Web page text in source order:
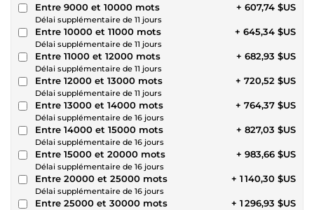
Entre 9000 et 10000 mots
Délai supplémentaire de 11 jours
+ 607,74 $US
Entre 10000 et 11000 mots
Délai supplémentaire de 11 jours
+ 645,34 $US
Entre 11000 et 12000 mots
Délai supplémentaire de 11 jours
+ 682,93 $US
Entre 12000 et 13000 mots
Délai supplémentaire de 11 jours
+ 720,52 $US
Entre 13000 et 14000 mots
Délai supplémentaire de 16 jours
+ 764,37 $US
Entre 14000 et 15000 mots
Délai supplémentaire de 16 jours
+ 827,03 $US
Entre 15000 et 20000 mots
Délai supplémentaire de 16 jours
+ 983,66 $US
Entre 20000 et 25000 mots
Délai supplémentaire de 16 jours
+ 1 140,30 $US
Entre 25000 et 30000 mots + 1 296,93 $US